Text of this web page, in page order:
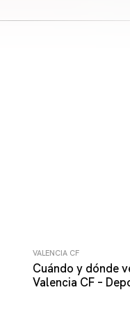
VALENCIA CF
Cuándo y dónde
Valencia CF –